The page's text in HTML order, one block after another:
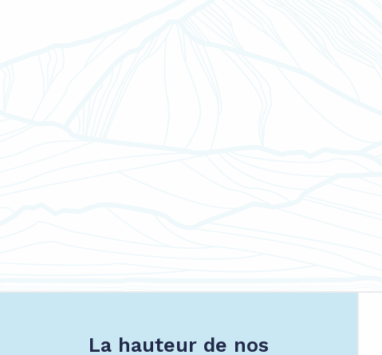
La hauteur de nos